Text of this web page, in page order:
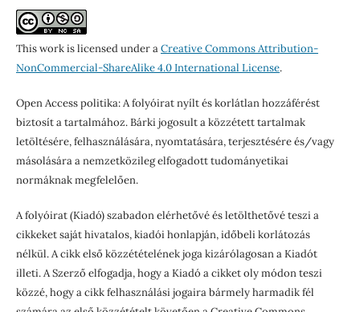
This work is licensed under aCreative Commons Attribution-
NonCommercial-ShareAlike 4.0 International License.
Open Access politika: A folyóirat nyílt és korlátlan hozzáférést
biztosít a tartalmához. Bárki jogosult a közzétett tartalmak
letöltésére, felhasználására, nyomtatására, terjesztésére és/vagy
másolására a nemzetközileg elfogadott tudományetikai
normáknak megfelelően.
A folyóirat (Kiadó) szabadon elérhetővé és letölthetővé teszi a
cikkeket saját hivatalos, kiadói honlapján, időbeli korlátozás
nélkül. A cikk első közzétételének joga kizárólagosan a Kiadót
illeti. A Szerző elfogadja, hogy a Kiadó a cikket oly módon teszi
közzé, hogy a cikk felhasználási jogaira bármely harmadik fél